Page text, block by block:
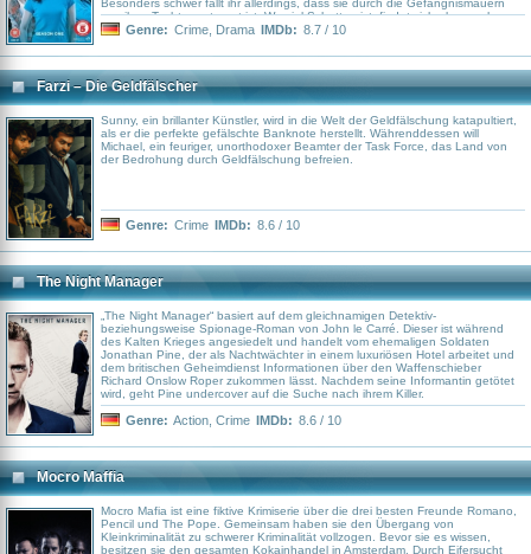
Besonders schwer fällt ihr allerdings, dass sie durch die Gefängnismauern
von ihrer Tochter getrennt ist. Wo viel Schatten ist, findet sich aber auch
mancher Lichtblick: Denn manchmal halten die Frauen hinter Gittern auch
Genre: Crime Drama IMDb: 8.7 / 10
Farzi – Die Geldfälscher
Sunny, ein brillanter Künstler, wird in die Welt der Geldfälschung katapultiert,
als er die perfekte gefälschte Banknote herstellt. Währenddessen will
Michael, ein feuriger, unorthodoxer Beamter der Task Force, das Land von
der Bedrohung durch Geldfälschung befreien.
Genre: Crime IMDb: 8.6 / 10
The Night Manager
„The Night Manager“ basiert auf dem gleichnamigen Detektiv-
beziehungsweise Spionage-Roman von John le Carré. Dieser ist während
des Kalten Krieges angesiedelt und handelt vom ehemaligen Soldaten
Jonathan Pine, der als Nachtwächter in einem luxuriösen Hotel arbeitet und
dem britischen Geheimdienst Informationen über den Waffenschieber
Richard Onslow Roper zukommen lässt. Nachdem seine Informantin getötet
wird, geht Pine undercover auf die Suche nach ihrem Killer.
Genre: Action Crime IMDb: 8.6 / 10
Mocro Maffia
Mocro Mafia ist eine fiktive Krimiserie über die drei besten Freunde Romano,
Pencil und The Pope. Gemeinsam haben sie den Übergang von
Kleinkriminalität zu schwerer Kriminalität vollzogen. Bevor sie es wissen,
besitzen sie den gesamten Kokainhandel in Amsterdam. Durch Eifersucht